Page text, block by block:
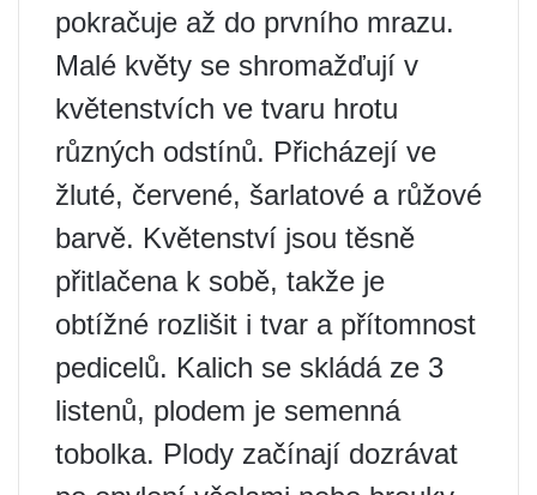
pokračuje až do prvního mrazu.
Malé květy se shromažďují v
květenstvích ve tvaru hrotu
různých odstínů. Přicházejí ve
žluté, červené, šarlatové a růžové
barvě. Květenství jsou těsně
přitlačena k sobě, takže je
obtížné rozlišit i tvar a přítomnost
pedicelů. Kalich se skládá ze 3
listenů, plodem je semenná
tobolka. Plody začínají dozrávat